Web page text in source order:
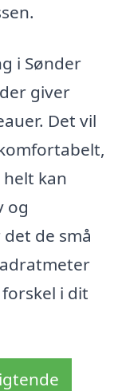
i Sønder
giver
Det vil
kan
og
de små
i dit